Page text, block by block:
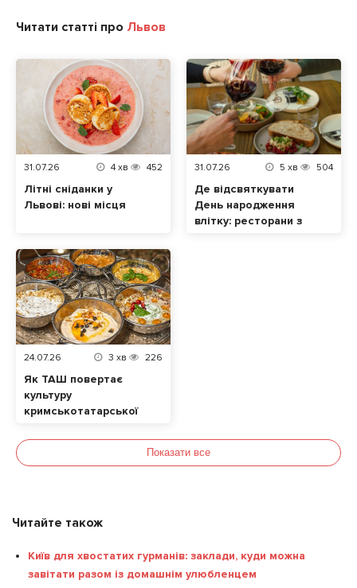
Читати статті про Львов
31.07.26 4 хв 452
Літні сніданки у
Львові: нові місця
31.07.26 5 хв 504
Де відсвяткувати
День народження
влітку: ресторани з
24.07.26 3 хв 226
Як ТАШ повертає
культуру
кримськотатарської
Показати все
Читайте також
Київ для хвостатих гурманів: заклади, куди можна
завітати разом із домашнім улюбленцем